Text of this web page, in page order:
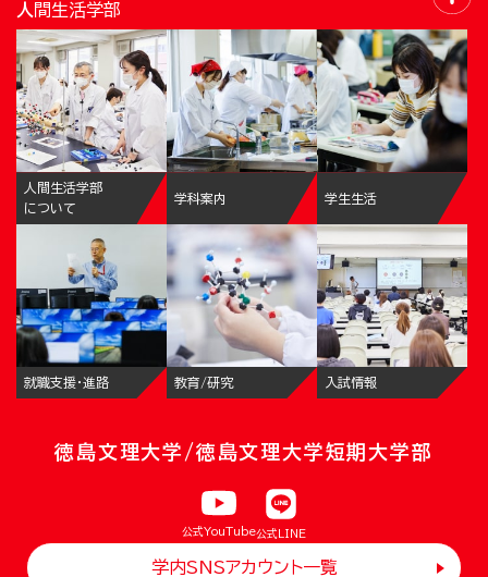
人間生活学部
人間生活学部
について
学科案内 学生生活
就職支援・進路 教育/研究 入試情報
徳島文理大学/徳島文理大学短期大学部
公式YouTube公式LINE
学内SNSアカウント一覧